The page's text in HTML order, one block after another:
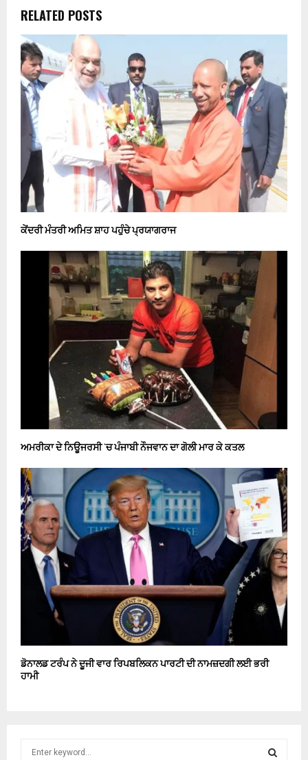
RELATED POSTS
ਕੇਂਦਰੀ ਮੰਤਰੀ ਅਮਿਤ ਸ਼ਾਹ ਪਹੁੰਚੇ ਪ੍ਰਯਾਗਰਾਜ
ਅਮਰੀਕਾ ਦੇ ਨਿਊਜਰਸੀ `ਚ ਪੰਜਾਬੀ ਨੌਜਵਾਨ ਦਾ ਗੋਲੀ ਮਾਰ ਕੇ ਕਤਲ
ਡੋਨਾਲਡ ਟਰੰਪ ਨੇ ਦੂਜੀ ਵਾਰ ਰਿਪਬਲਿਕਨ ਪਾਰਟੀ ਦੀ ਨਾਮਜ਼ਦਗੀ ਲਈ ਭਰੀ
ਹਾਮੀ